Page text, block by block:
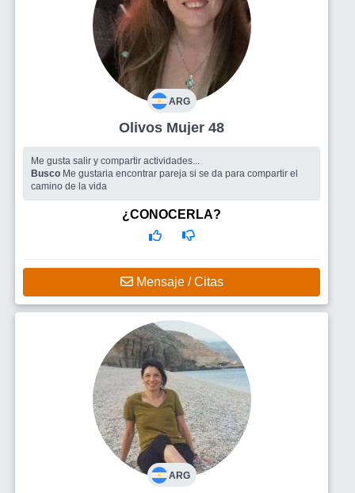
ARG
Olivos Mujer 48
Me gusta salir y compartir actividades...
Busco Me gustaria encontrar pareja si se da para compartir el
camino de la vida
¿CONOCERLA?
Mensaje / Citas
ARG